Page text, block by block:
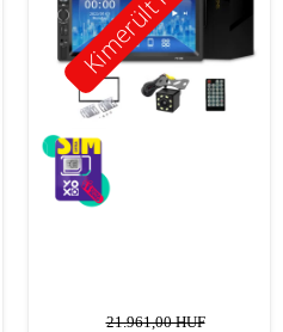
21.961,00 HUF